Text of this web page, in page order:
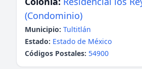
(Condominio)
Municipio: Tultitlán
Estado: Estado de México
Códigos Postales: 54900